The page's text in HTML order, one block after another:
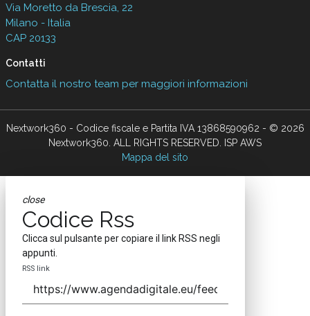
Via Moretto da Brescia, 22
Milano - Italia
CAP 20133
Contatti
Contatta il nostro team per maggiori informazioni
Nextwork360 - Codice fiscale e Partita IVA 13868590962 - © 2026
Nextwork360. ALL RIGHTS RESERVED. ISP AWS
Mappa del sito
close
Codice Rss
Clicca sul pulsante per copiare il link RSS negli
appunti.
RSS link